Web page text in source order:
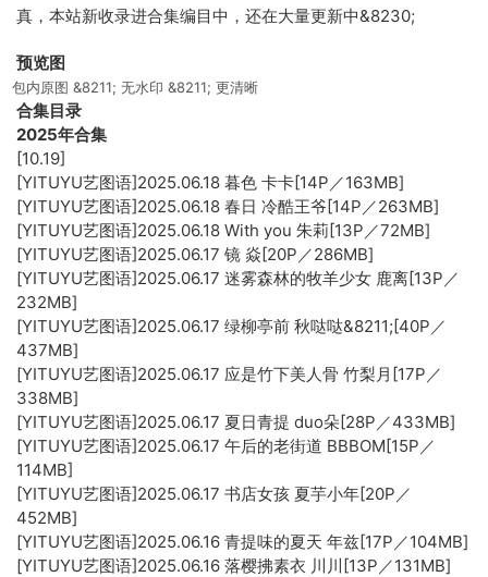
真，本站新收录进合集编目中，还在大量更新中&8230;
预览图
包内原图 &8211; 无水印 &8211; 更清晰
合集目录
2025年合集
[10.19]
[YITUYU艺图语]2025.06.18 暮色 卡卡[14P／163MB]
[YITUYU艺图语]2025.06.18 春日 冷酷王爷[14P／263MB]
[YITUYU艺图语]2025.06.18 With you 朱莉[13P／72MB]
[YITUYU艺图语]2025.06.17 镜 焱[20P／286MB]
[YITUYU艺图语]2025.06.17 迷雾森林的牧羊少女 鹿离[13P／
232MB]
[YITUYU艺图语]2025.06.17 绿柳亭前 秋哒哒&8211;[40P／
437MB]
[YITUYU艺图语]2025.06.17 应是竹下美人骨 竹梨月[17P／
338MB]
[YITUYU艺图语]2025.06.17 夏日青提 duo朵[28P／433MB]
[YITUYU艺图语]2025.06.17 午后的老街道 BBBOM[15P／
114MB]
[YITUYU艺图语]2025.06.17 书店女孩 夏芋小年[20P／
452MB]
[YITUYU艺图语]2025.06.16 青提味的夏天 年兹[17P／104MB]
[YITUYU艺图语]2025.06.16 落樱拂素衣 川川[13P／131MB]